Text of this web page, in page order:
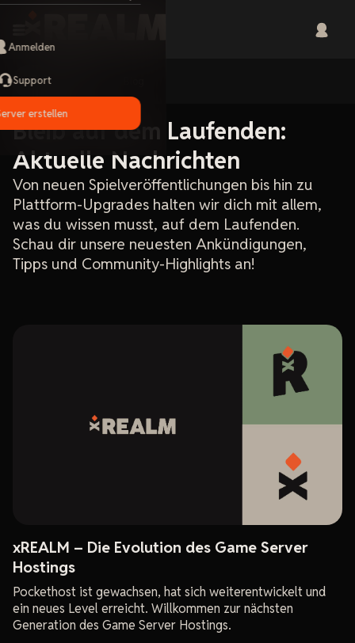
Anmelden
Support
erstellen
Bleib auf dem Laufenden:
Aktuelle Nachrichten
Von neuen Spielveröffentlichungen bis hin zu
Plattform-Upgrades halten wir dich mit allem,
was du wissen musst, auf dem Laufenden.
Schau dir unsere neuesten Ankündigungen,
Tipps und Community-Highlights an!
xREALM – Die Evolution des Game Server
Hostings
Pockethost ist gewachsen, hat sich weiterentwickelt und
ein neues Level erreicht. Willkommen zur nächsten
Generation des Game Server Hostings.